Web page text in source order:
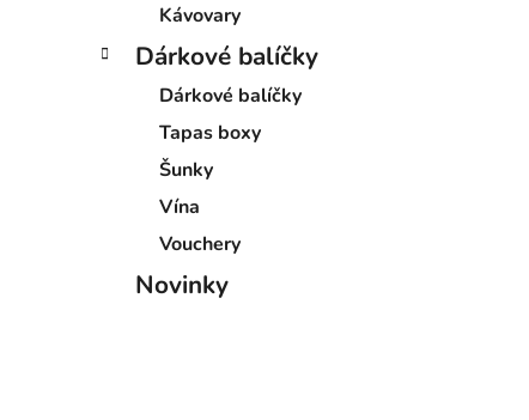
Kávovary
Dárkové balíčky
Dárkové balíčky
Tapas boxy
Šunky
Vína
Vouchery
Novinky